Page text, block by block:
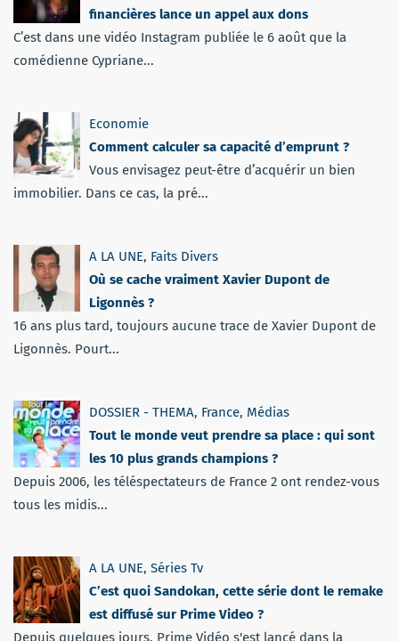
financières lance un appel aux dons
C’est dans une vidéo Instagram publiée le 6 août que la
comédienne Cypriane...
Economie
Comment calculer sa capacité d’emprunt ?
Vous envisagez peut-être d’acquérir un bien
immobilier. Dans ce cas, la pré...
A LA UNE, Faits Divers
Où se cache vraiment Xavier Dupont de
Ligonnès ?
16 ans plus tard, toujours aucune trace de Xavier Dupont de
Ligonnès. Pourt...
DOSSIER - THEMA, France, Médias
Tout le monde veut prendre sa place : qui sont
les 10 plus grands champions ?
Depuis 2006, les téléspectateurs de France 2 ont rendez-vous
tous les midis...
A LA UNE, Séries Tv
C’est quoi Sandokan, cette série dont le remake
est diffusé sur Prime Video ?
Depuis quelques jours, Prime Vidéo s'est lancé dans la